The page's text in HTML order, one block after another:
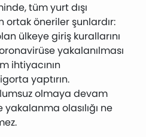
tüm yurt dışı
ortak öneriler şunlardır:
ülkeye giriş kurallarını
yakalanılması
ihtiyacının
yaptırın.
olmaya devam
olasılığı ne